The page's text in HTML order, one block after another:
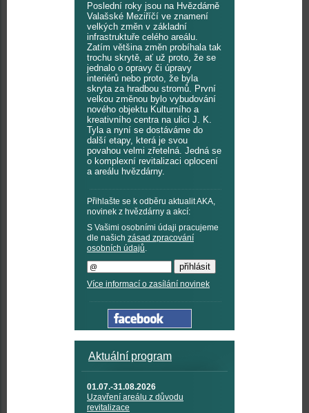
Poslední roky jsou na Hvězdárně
Valašské Meziříčí ve znamení
velkých změn v základní
infrastruktuře celého areálu.
Zatím většina změn probíhala tak
trochu skrytě, ať už proto, že se
jednalo o opravy či úpravy
interiérů nebo proto, že byla
skryta za hradbou stromů. První
velkou změnou bylo vybudování
nového objektu Kulturního a
kreativního centra na ulici J. K.
Tyla a nyní se dostáváme do
další etapy, která je svou
povahou velmi zřetelná. Jedná se
o komplexní revitalizaci oplocení
a areálu hvězdárny.
Přihlašte se k odběru aktualit AKA,
novinek z hvězdárny a akcí:
S Vašimi osobními údaji pracujeme
dle našich zásad zpracování
osobních údajů.
Více informací o zasílání novinek
Aktuální program
01.07.-31.08.2026
Uzavření areálu z důvodu
revitalizace